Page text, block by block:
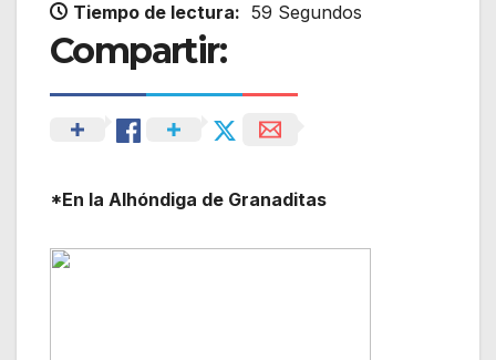
Tiempo de lectura: 59 Segundos
Compartir:
*En la Alhóndiga de Granaditas